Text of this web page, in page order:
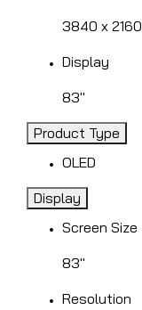
3840 x 2160
Display
83"
Product Type
OLED
Display
Screen Size
83"
Resolution